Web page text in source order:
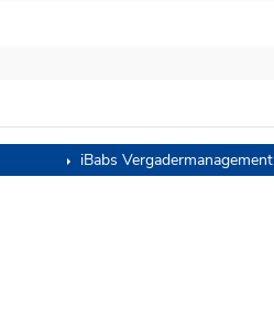
iBabs Vergadermanagement